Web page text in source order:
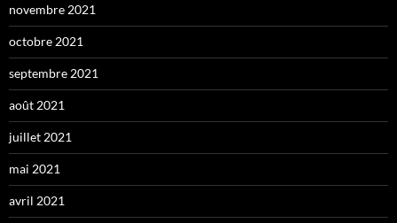
novembre 2021
octobre 2021
septembre 2021
août 2021
juillet 2021
mai 2021
avril 2021